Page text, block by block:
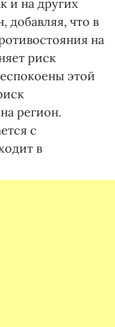
и на других
добавляя, что в
на
риск
этой
регион.
с
в